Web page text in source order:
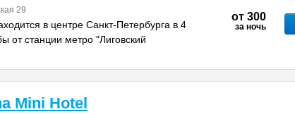
29
в центре Санкт-Петербурга в 4
от станции метро "Лиговский
от 300
за ночь
Mini Hotel